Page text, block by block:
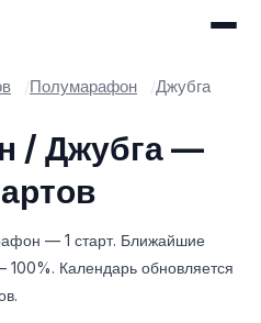
Полумарафон Джубга
/ Джубга —
— 1 старт. Ближайшие
Календарь обновляется